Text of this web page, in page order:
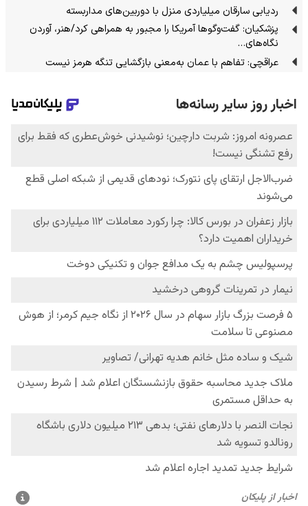
ردیابی سارقان میلیاردی منزل با دوربین‌های مداربسته
پزشکیان: گفت‌وگوها آمریکا را مجبور به همراهی کرد/هنر، آوردن
نگاه‌های…
عراقچی: تفاهم با عمان به‌معنی بازگشایی تنگه هرمز نیست